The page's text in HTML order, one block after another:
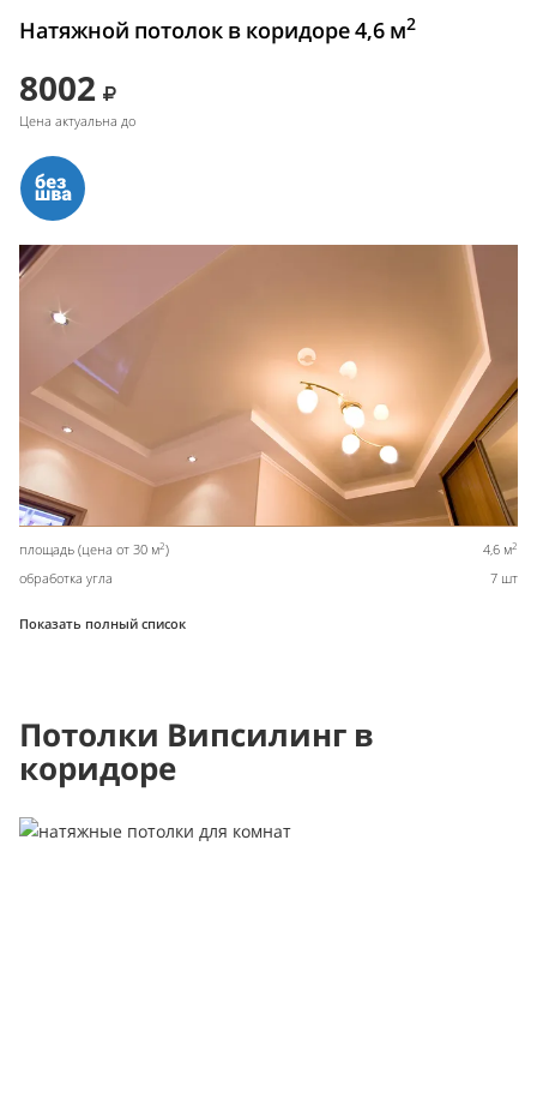
Натяжной потолок в коридоре 4,6 м2
8002
Цена актуальна до
площадь (цена от 30 м2) 4,6 м2
обработка угла 7 шт
Показать полный список
Потолки Випсилинг в
коридоре